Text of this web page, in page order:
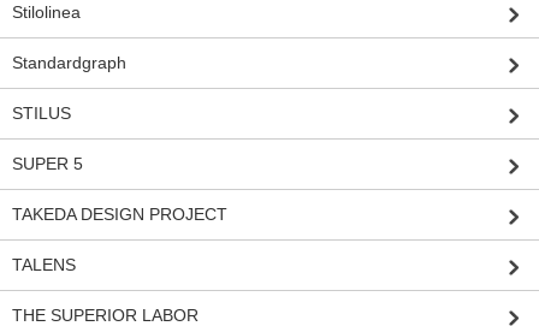
Stilolinea
Standardgraph
STILUS
SUPER 5
TAKEDA DESIGN PROJECT
TALENS
THE SUPERIOR LABOR